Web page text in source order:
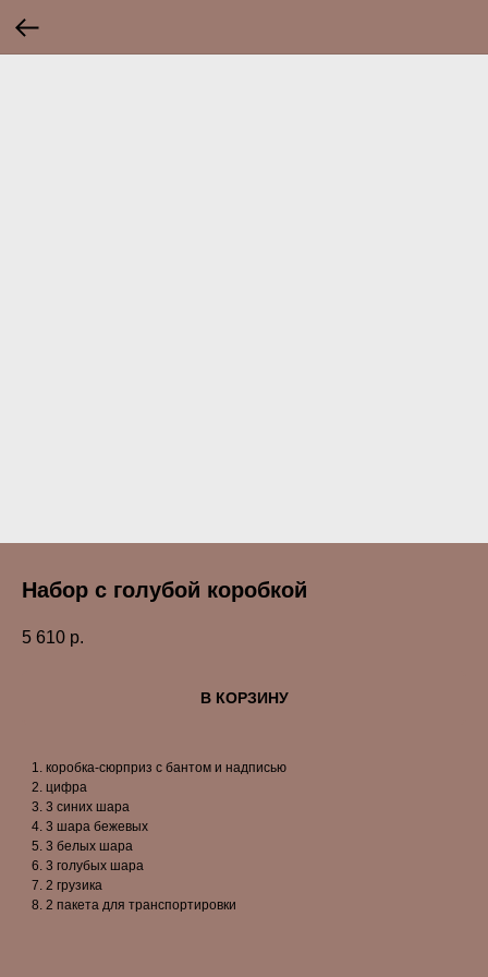
Набор с голубой коробкой
5 610 р.
В КОРЗИНУ
коробка-сюрприз с бантом и надписью
цифра
3 синих шара
3 шара бежевых
3 белых шара
3 голубых шара
2 грузика
2 пакета для транспортировки